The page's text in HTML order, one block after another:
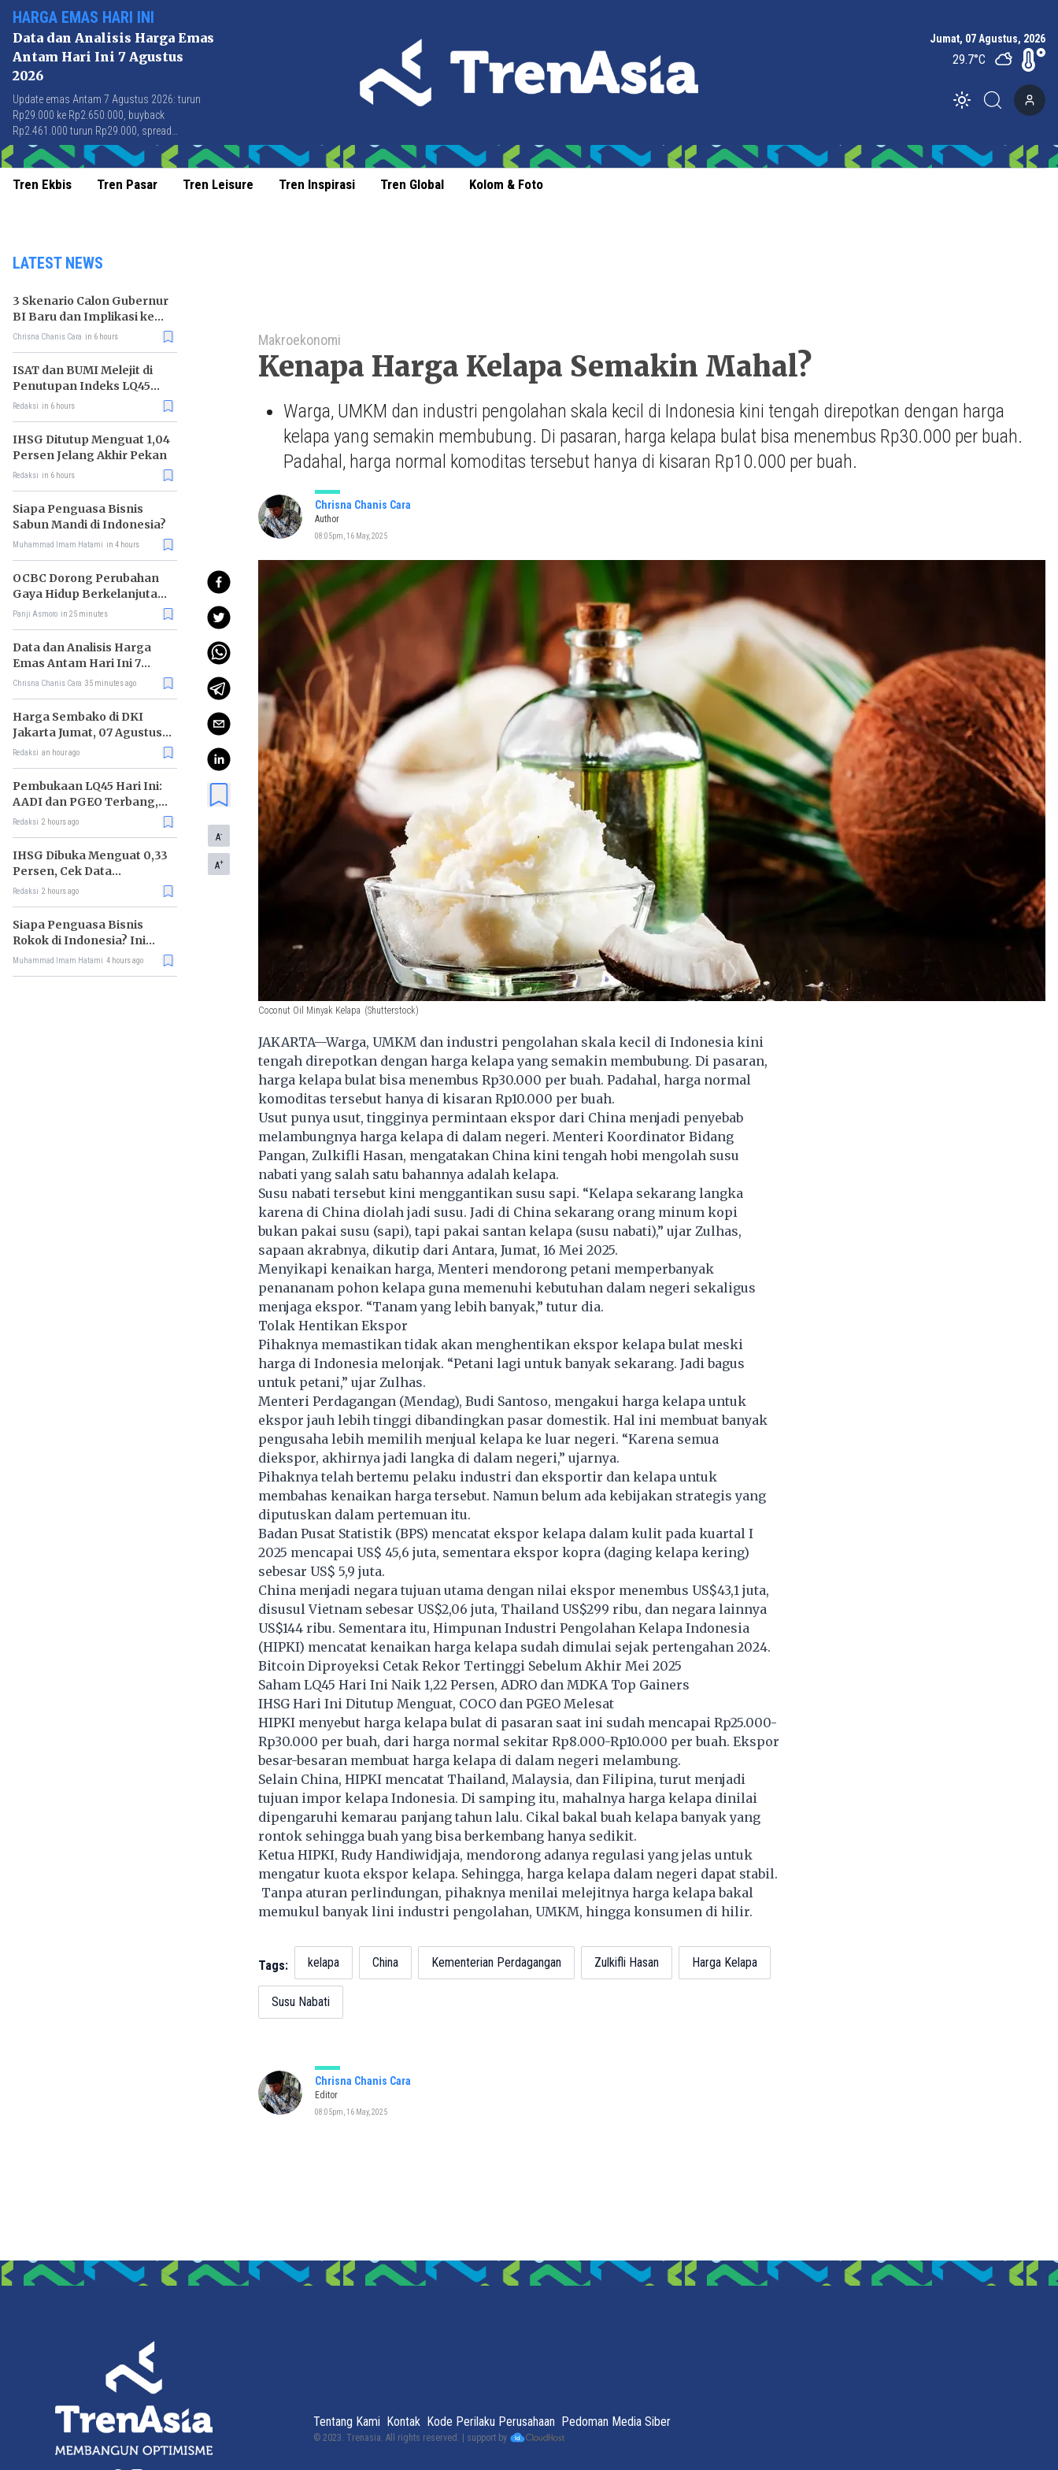
HARGA EMAS HARI INI
Data dan Analisis Harga Emas
Antam Hari Ini 7 Agustus
2026
Update emas Antam 7 Agustus 2026: turun
Rp29.000 ke Rp2.650.000, buyback
Rp2.461.000 turun Rp29.000, spread
Rp189.000 stabil di level terbaik sejak April
2026.
Jumat, 07 Agustus, 2026
29.7°C
Toggle theme
Tren Ekbis Tren Pasar Tren Leisure Tren Inspirasi Tren Global Kolom & Foto
LATEST NEWS
3 Skenario Calon Gubernur
BI Baru dan Implikasi ke
Pasar
Chrisna Chanis Cara in 6 hours
ISAT dan BUMI Melejit di
Penutupan Indeks LQ45
Hari Ini
Redaksi in 6 hours
IHSG Ditutup Menguat 1,04
Persen Jelang Akhir Pekan
Redaksi in 6 hours
Siapa Penguasa Bisnis
Sabun Mandi di Indonesia?
Muhammad Imam Hatami in 4 hours
OCBC Dorong Perubahan
Gaya Hidup Berkelanjutan
melalui Program RISE
Panji Asmoro in 25 minutes
Data dan Analisis Harga
Emas Antam Hari Ini 7
Agustus 2026
Chrisna Chanis Cara 35 minutes ago
Harga Sembako di DKI
Jakarta Jumat, 07 Agustus
2026, Daging Sapi Naik, Gas
Redaksi an hour ago
Pembukaan LQ45 Hari Ini:
AADI dan PGEO Terbang,
HRTA Tiarap
Redaksi 2 hours ago
IHSG Dibuka Menguat 0,33
Persen, Cek Data
Lengkapnya
Redaksi 2 hours ago
Siapa Penguasa Bisnis
Rokok di Indonesia? Ini
Daftar Raja Industri
Muhammad Imam Hatami 4 hours ago
A-
A+
Makroekonomi
Kenapa Harga Kelapa Semakin Mahal?
Warga, UMKM dan industri pengolahan skala kecil di Indonesia kini tengah direpotkan dengan harga
kelapa yang semakin membubung. Di pasaran, harga kelapa bulat bisa menembus Rp30.000 per buah.
Padahal, harga normal komoditas tersebut hanya di kisaran Rp10.000 per buah.
Chrisna Chanis Cara
Author
08:05pm, 16 May, 2025
Coconut Oil Minyak Kelapa (Shutterstock)
JAKARTA—Warga, UMKM dan industri pengolahan skala kecil di Indonesia kini
tengah direpotkan dengan harga kelapa yang semakin membubung. Di pasaran,
harga kelapa bulat bisa menembus Rp30.000 per buah. Padahal, harga normal
komoditas tersebut hanya di kisaran Rp10.000 per buah.
Usut punya usut, tingginya permintaan ekspor dari China menjadi penyebab
melambungnya harga kelapa di dalam negeri. Menteri Koordinator Bidang
Pangan, Zulkifli Hasan, mengatakan China kini tengah hobi mengolah susu
nabati yang salah satu bahannya adalah kelapa.
Susu nabati tersebut kini menggantikan susu sapi. “Kelapa sekarang langka
karena di China diolah jadi susu. Jadi di China sekarang orang minum kopi
bukan pakai susu (sapi), tapi pakai santan kelapa (susu nabati),” ujar Zulhas,
sapaan akrabnya, dikutip dari Antara, Jumat, 16 Mei 2025.
Menyikapi kenaikan harga, Menteri mendorong petani memperbanyak
penananam pohon kelapa guna memenuhi kebutuhan dalam negeri sekaligus
menjaga ekspor. “Tanam yang lebih banyak,” tutur dia.
Tolak Hentikan Ekspor
Pihaknya memastikan tidak akan menghentikan ekspor kelapa bulat meski
harga di Indonesia melonjak. “Petani lagi untuk banyak sekarang. Jadi bagus
untuk petani,” ujar Zulhas.
Menteri Perdagangan (Mendag), Budi Santoso, mengakui harga kelapa untuk
ekspor jauh lebih tinggi dibandingkan pasar domestik. Hal ini membuat banyak
pengusaha lebih memilih menjual kelapa ke luar negeri. “Karena semua
diekspor, akhirnya jadi langka di dalam negeri,” ujarnya.
Pihaknya telah bertemu pelaku industri dan eksportir dan kelapa untuk
membahas kenaikan harga tersebut. Namun belum ada kebijakan strategis yang
diputuskan dalam pertemuan itu.
Badan Pusat Statistik (BPS) mencatat ekspor kelapa dalam kulit pada kuartal I
2025 mencapai US$ 45,6 juta, sementara ekspor kopra (daging kelapa kering)
sebesar US$ 5,9 juta.
China menjadi negara tujuan utama dengan nilai ekspor menembus US$43,1 juta,
disusul Vietnam sebesar US$2,06 juta, Thailand US$299 ribu, dan negara lainnya
US$144 ribu. Sementara itu, Himpunan Industri Pengolahan Kelapa Indonesia
(HIPKI) mencatat kenaikan harga kelapa sudah dimulai sejak pertengahan 2024.
Bitcoin Diproyeksi Cetak Rekor Tertinggi Sebelum Akhir Mei 2025
Saham LQ45 Hari Ini Naik 1,22 Persen, ADRO dan MDKA Top Gainers
IHSG Hari Ini Ditutup Menguat, COCO dan PGEO Melesat
HIPKI menyebut harga kelapa bulat di pasaran saat ini sudah mencapai Rp25.000-
Rp30.000 per buah, dari harga normal sekitar Rp8.000-Rp10.000 per buah. Ekspor
besar-besaran membuat harga kelapa di dalam negeri melambung.
Selain China, HIPKI mencatat Thailand, Malaysia, dan Filipina, turut menjadi
tujuan impor kelapa Indonesia. Di samping itu, mahalnya harga kelapa dinilai
dipengaruhi kemarau panjang tahun lalu. Cikal bakal buah kelapa banyak yang
rontok sehingga buah yang bisa berkembang hanya sedikit.
Ketua HIPKI, Rudy Handiwidjaja, mendorong adanya regulasi yang jelas untuk
mengatur kuota ekspor kelapa. Sehingga, harga kelapa dalam negeri dapat stabil.
Tanpa aturan perlindungan, pihaknya menilai melejitnya harga kelapa bakal
memukul banyak lini industri pengolahan, UMKM, hingga konsumen di hilir.
Tags: kelapa China Kementerian Perdagangan Zulkifli Hasan Harga Kelapa
Susu Nabati
Chrisna Chanis Cara
Editor
08:05pm, 16 May, 2025
Tentang Kami Kontak Kode Perilaku Perusahaan Pedoman Media Siber
© 2023. Trenasia . All rights reserved. | support by